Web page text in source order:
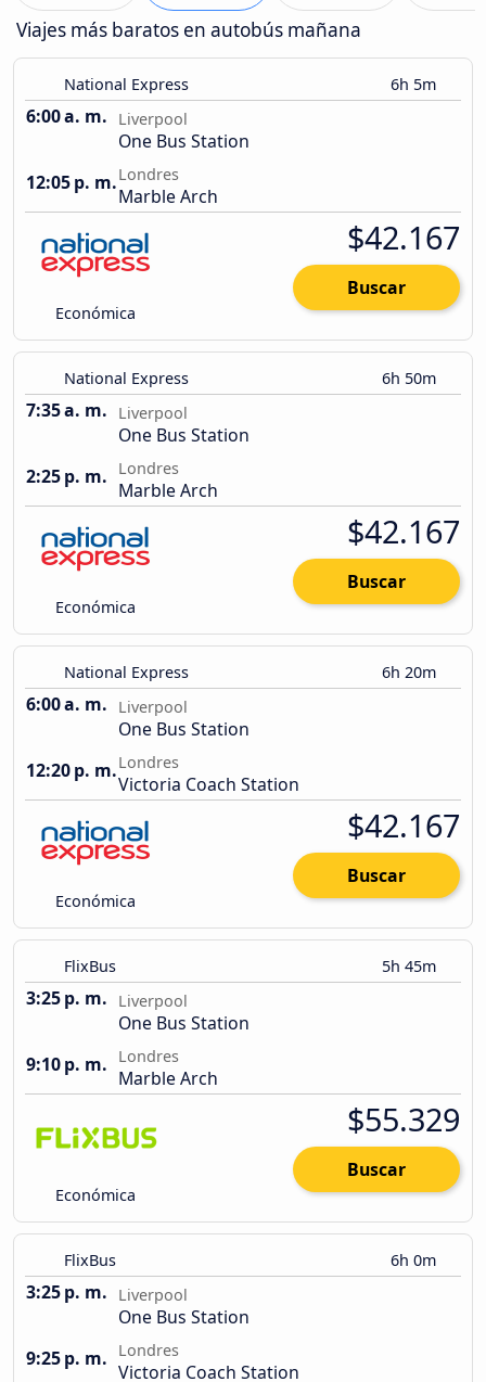
Viajes más baratos en autobús mañana
National Express 6h 5m
6:00 a. m. Liverpool
One Bus Station
12:05 p. m.Londres
Marble Arch
Económica
$42.167
Buscar
National Express 6h 50m
7:35 a. m. Liverpool
One Bus Station
2:25 p. m.
Londres
Marble Arch
Económica
$42.167
Buscar
National Express 6h 20m
6:00 a. m. Liverpool
One Bus Station
12:20 p. m.Londres
Victoria Coach Station
Económica
$42.167
Buscar
FlixBus 5h 45m
3:25 p. m. Liverpool
One Bus Station
9:10 p. m.
Londres
Marble Arch
Económica
$55.329
Buscar
FlixBus 6h 0m
3:25 p. m. Liverpool
One Bus Station
9:25 p. m.
Londres
Victoria Coach Station